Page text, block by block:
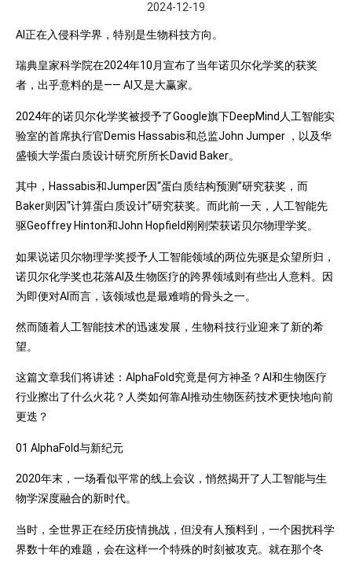
2024-12-19
AI正在入侵科学界，特别是生物科技方向。
瑞典皇家科学院在2024年10月宣布了当年诺贝尔化学奖的获奖
者，出乎意料的是—— AI又是大赢家。
2024年的诺贝尔化学奖被授予了Google旗下DeepMind人工智能实
验室的首席执行官Demis Hassabis和总监John Jumper ，以及华
盛顿大学蛋白质设计研究所所长David Baker。
其中，Hassabis和Jumper因“蛋白质结构预测”研究获奖，而
Baker则因“计算蛋白质设计”研究获奖。而此前一天，人工智能先
驱Geoffrey Hinton和John Hopfield刚刚荣获诺贝尔物理学奖。
如果说诺贝尔物理学奖授予人工智能领域的两位先驱是众望所归，
诺贝尔化学奖也花落AI及生物医疗的跨界领域则有些出人意料。因
为即便对AI而言，该领域也是最难啃的骨头之一。
然而随着人工智能技术的迅速发展，生物科技行业迎来了新的希
望。
这篇文章我们将讲述：AlphaFold究竟是何方神圣？AI和生物医疗
行业擦出了什么火花？人类如何靠AI推动生物医药技术更快地向前
更迭？
01 AlphaFold与新纪元
2020年末，一场看似平常的线上会议，悄然揭开了人工智能与生
物学深度融合的新时代。
当时，全世界正在经历疫情挑战，但没有人预料到，一个困扰科学
界数十年的难题，会在这样一个特殊的时刻被攻克。就在那个冬